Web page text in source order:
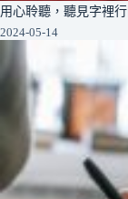
用心聆聽，聽見字裡
2024-05-14